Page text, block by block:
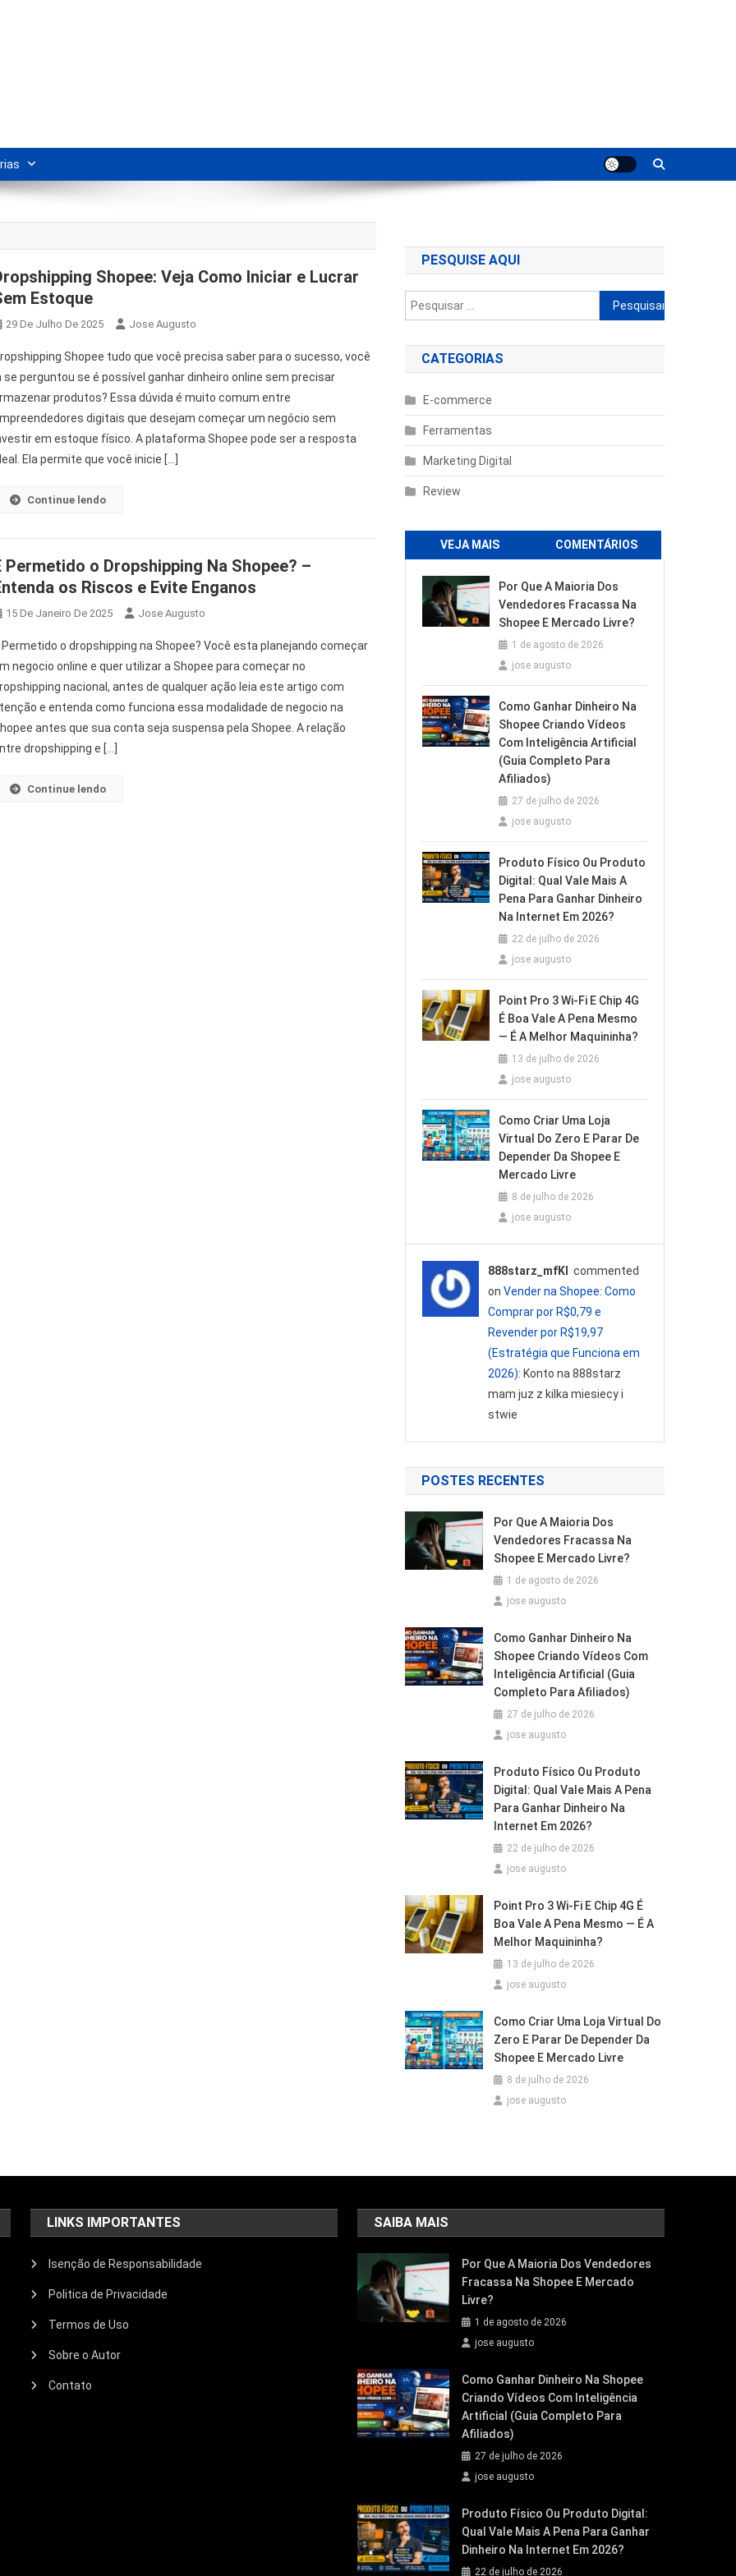
Shopee: Veja Como Iniciar e Lucrar
Estoque
29 De Julho De 2025 Jose Augusto
Shopee tudo que você precisa saber para o sucesso, você
se perguntou se é possível ganhar dinheiro online sem precisar
produtos? Essa dúvida é muito comum entre
digitais que desejam começar um negócio sem
em estoque físico. A plataforma Shopee pode ser a resposta
Ela permite que você inicie […]
Continue lendo
Permetido o Dropshipping Na Shopee? –
os Riscos e Evite Enganos
15 De Janeiro De 2025 Jose Augusto
Permetido o dropshipping na Shopee? Você esta planejando começar
negocio online e quer utilizar a Shopee para começar no
nacional, antes de qualquer ação leia este artigo com
e entenda como funciona essa modalidade de negocio na
antes que sua conta seja suspensa pela Shopee. A relação
dropshipping e […]
Continue lendo
PESQUISE AQUI
Pesquisar
por:
CATEGORIAS
E-commerce
Ferramentas
Marketing Digital
Review
VEJA MAIS COMENTÁRIOS
Por Que A Maioria Dos
Vendedores Fracassa Na
Shopee E Mercado Livre?
1 de agosto de 2026
jose augusto
Como Ganhar Dinheiro Na
Shopee Criando Vídeos
Com Inteligência Artificial
(Guia Completo Para
Afiliados)
27 de julho de 2026
jose augusto
Produto Físico Ou Produto
Digital: Qual Vale Mais A
Pena Para Ganhar Dinheiro
Na Internet Em 2026?
22 de julho de 2026
jose augusto
Point Pro 3 Wi‑Fi E Chip 4G
É Boa Vale A Pena Mesmo
— É A Melhor Maquininha?
13 de julho de 2026
jose augusto
Como Criar Uma Loja
Virtual Do Zero E Parar De
Depender Da Shopee E
Mercado Livre
8 de julho de 2026
jose augusto
888starz_mfKl
commented
on Vender na Shopee: Como
Comprar por R$0,79 e
Revender por R$19,97
(Estratégia que Funciona em
2026): Konto na 888starz
mam juz z kilka miesiecy i
stwie
POSTES RECENTES
Por Que A Maioria Dos
Vendedores Fracassa Na
Shopee E Mercado Livre?
1 de agosto de 2026
jose augusto
Como Ganhar Dinheiro Na
Shopee Criando Vídeos Com
Inteligência Artificial (Guia
Completo Para Afiliados)
27 de julho de 2026
jose augusto
Produto Físico Ou Produto
Digital: Qual Vale Mais A Pena
Para Ganhar Dinheiro Na
Internet Em 2026?
22 de julho de 2026
jose augusto
Point Pro 3 Wi‑Fi E Chip 4G É
Boa Vale A Pena Mesmo — É A
Melhor Maquininha?
13 de julho de 2026
jose augusto
Como Criar Uma Loja Virtual Do
Zero E Parar De Depender Da
Shopee E Mercado Livre
8 de julho de 2026
jose augusto
LINKS IMPORTANTES
Isenção de Responsabilidade
Politica de Privacidade
Termos de Uso
Sobre o Autor
Contato
SAIBA MAIS
Por Que A Maioria Dos Vendedores
Fracassa Na Shopee E Mercado
Livre?
1 de agosto de 2026
jose augusto
Como Ganhar Dinheiro Na Shopee
Criando Vídeos Com Inteligência
Artificial (Guia Completo Para
Afiliados)
27 de julho de 2026
jose augusto
Produto Físico Ou Produto Digital:
Qual Vale Mais A Pena Para Ganhar
Dinheiro Na Internet Em 2026?
22 de julho de 2026